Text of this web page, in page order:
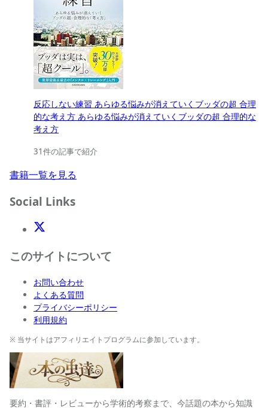
反応しない練習 あらゆる悩みが消えていくブッダの超 合理
的な考え方 あらゆる悩みが消えていくブッダの超 合理的な
考え方
31件の記事で紹介
書籍一覧を見る
Social Links
X(Twitter)
このサイトについて
お問い合わせ
よくある質問
プライバシーポリシー
利用規約
※ 当サイトはアフィリエイトプログラムに参加しています。
要約・書評・レビューから学術的考察まで、今話題の本から知識